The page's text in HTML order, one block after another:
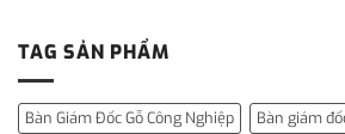
TAG SẢN PHẨM
Bàn Giám Đốc Gỗ Công Nghiệp
Bàn giám